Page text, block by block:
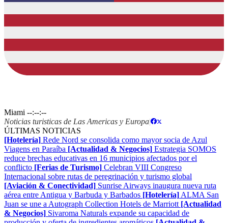
Miami --:--:--
Noticias turisticas de Las Americas y Europa|
ÚLTIMAS NOTICIAS
[Hotelería] Rede Nord se consolida como mayor socia de Azul
Viagens en Paraíba [Actualidad & Negocios] Estrategia SOMOS
reduce brechas educativas en 16 municipios afectados por el
conflicto [Ferias de Turismo] Celebran VIII Congreso
Internacional sobre rutas de peregrinación y turismo global
[Aviación & Conectividad] Sunrise Airways inaugura nueva ruta
aérea entre Antigua y Barbuda y Barbados [Hotelería] ALMA San
Juan se une a Autograph Collection Hotels de Marriott [Actualidad
& Negocios] Sivaroma Naturals expande su capacidad de